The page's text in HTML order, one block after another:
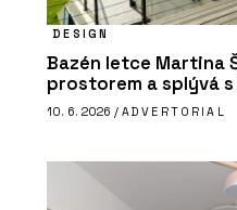
DESIGN
Bazén letce Martina
prostorem a splývá
10. 6. 2026 / ADVERTORIAL